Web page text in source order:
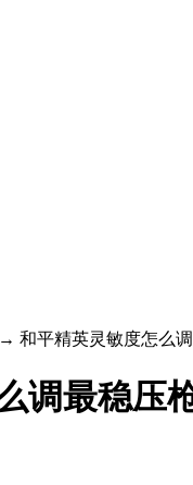
→ 和平精英灵敏度怎么
调最稳压